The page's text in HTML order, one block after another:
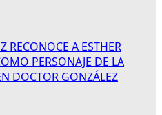
RECONOCE A ESTHER
PERSONAJE DE LA
DOCTOR GONZÁLEZ